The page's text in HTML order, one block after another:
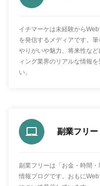
イチマーケは未経験から
を発信するメディアです。
やりがいや魅力、将来性な
ィング業界のリアルな情報
い。
副業フリー
副業フリーは「お金・時間
情報ブログです。おもに